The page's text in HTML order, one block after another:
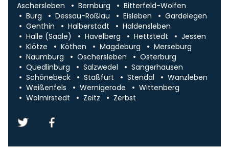
Aschersleben Bernburg
Bitterfeld-Wolfen
Burg
Dessau-Roßlau Eisleben
Gardelegen
Genthin
Halberstadt
Haldensleben
Halle (Saale)
Havelberg Hettstedt
Jessen
Klötze
Köthen Magdeburg
Merseburg
Naumburg
Oschersleben
Osterburg
Quedlinburg
Salzwedel
Sangerhausen
Schönebeck
Staßfurt Stendal
Wanzleben
Weißenfels
Wernigerode
Wittenberg
Wolmirstedt
Zeitz Zerbst